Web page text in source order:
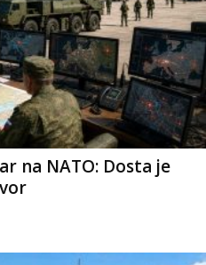
na NATO: Dosta je